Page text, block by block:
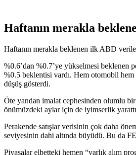
Haftanın merakla
Haftanın merakla beklenen ilk ABD
%0.6’dan %0.7’ye yükselmesi beklenen
%0.5 beklentisi vardı. Hem otomobil hem
düşüş gösterdi.
Öte yandan imalat cephesinden olumlu
önümüzdeki aylar için de iyimserlik
Perakende satışlar verisinin çok daha
seviyesinin dahi altında büyüdü. Bu da
Piyasalar elbetteki hemen “varlık alım